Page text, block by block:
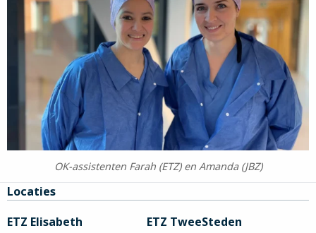
OK-assistenten Farah (ETZ) en Amanda (JBZ)
Site
footer
Locaties
ETZ Elisabeth
ETZ TweeSteden